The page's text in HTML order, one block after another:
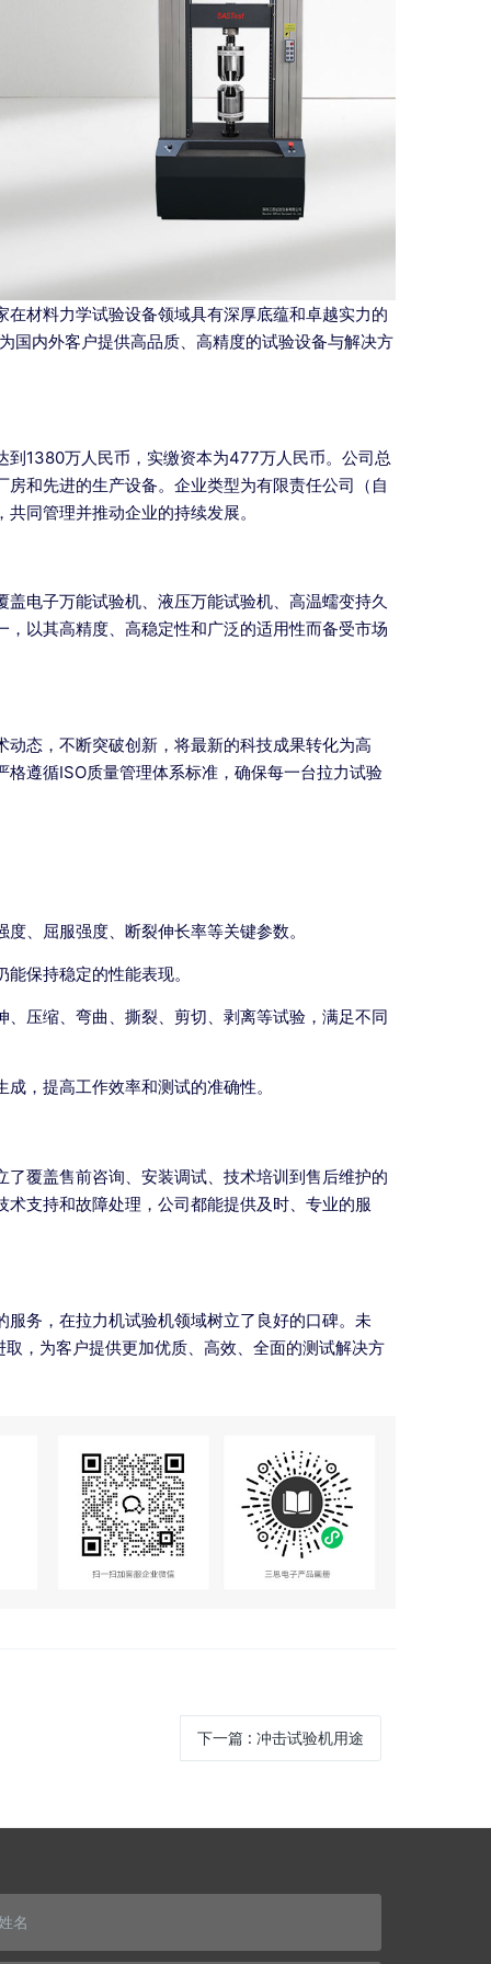
材料力学试验设备领域具有深厚底蕴和卓越实力的
国内外客户提供高品质、高精度的试验设备与解决方
1380万人民币，实缴资本为477万人民币。公司总
和先进的生产设备。企业类型为有限责任公司（自
同管理并推动企业的持续发展。
电子万能试验机、液压万能试验机、高温蠕变持久
以其高精度、高稳定性和广泛的适用性而备受市场
态，不断突破创新，将最新的科技成果转化为高
遵循ISO质量管理体系标准，确保每一台拉力试验
、屈服强度、断裂伸长率等关键参数。
保持稳定的性能表现。
压缩、弯曲、撕裂、剪切、剥离等试验，满足不同
，提高工作效率和测试的准确性。
覆盖售前咨询、安装调试、技术培训到售后维护的
支持和故障处理，公司都能提供及时、专业的服
务，在拉力机试验机领域树立了良好的口碑。未
，为客户提供更加优质、高效、全面的测试解决方
下一篇: 冲击试验机用途